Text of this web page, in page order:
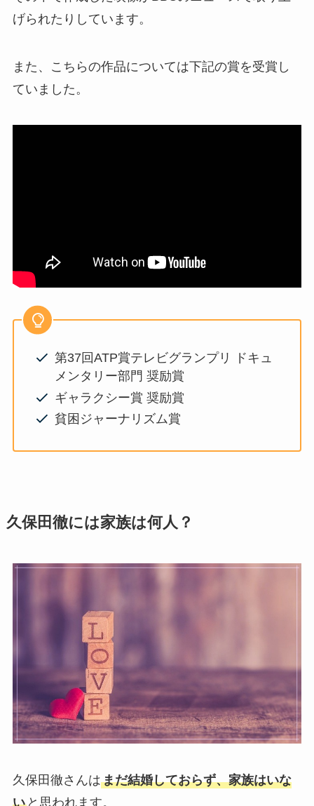
げられたりしています。
また、こちらの作品については下記の賞を受賞し
ていました。
第37回ATP賞テレビグランプリ ドキュ
メンタリー部門 奨励賞
ギャラクシー賞 奨励賞
貧困ジャーナリズム賞
久保田徹には家族は何人？
久保田徹さんはまだ結婚しておらず、家族はいな
いと思われます。